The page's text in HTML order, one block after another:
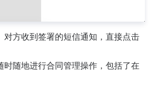
方收到签署的短信通知，直接点击
随地进行合同管理操作，包括了在